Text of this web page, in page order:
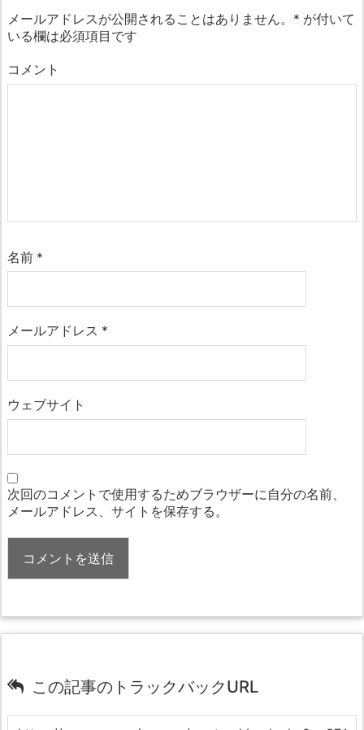
メールアドレスが公開されることはありません。 * が付いて
いる欄は必須項目です
コメント
名前 *
メールアドレス *
ウェブサイト
次回のコメントで使用するためブラウザーに自分の名前、
メールアドレス、サイトを保存する。
この記事のトラックバックURL